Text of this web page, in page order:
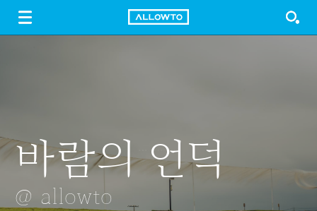
바람의 언덕
@ allowto
이끼
@ allowto
꽃사과꽃
@ allowto
장애인
@ allowto
벚꽃
@ allowto